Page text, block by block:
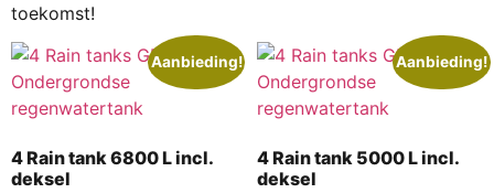
toekomst!
Aanbieding!
4 Rain tank 6800 L incl.
deksel
Aanbieding!
4 Rain tank 5000 L incl.
deksel